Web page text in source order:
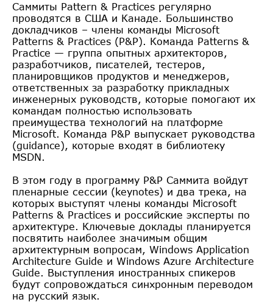
Саммиты Pattern & Practices регулярно
проводятся в США и Канаде. Большинство
докладчиков – члены команды Microsoft
Patterns & Practices (P&P). Команда Patterns &
Practice — группа опытных архитекторов,
разработчиков, писателей, тестеров,
планировщиков продуктов и менеджеров,
ответственных за разработку прикладных
инженерных руководств, которые помогают их
командам полностью использовать
преимущества технологий на платформе
Microsoft. Команда P&P выпускает руководства
(guidance), которые входят в библиотеку
MSDN.
В этом году в программу P&P Саммита войдут
пленарные сессии (keynotes) и два трека, на
которых выступят члены команды Microsoft
Patterns & Practices и российские эксперты по
архитектуре. Ключевые доклады планируется
посвятить наиболее значимым общим
архитектурным вопросам, Windows Application
Architecture Guide и Windows Azure Architecture
Guide. Выступления иностранных спикеров
будут сопровождаться синхронным переводом
на русский язык.